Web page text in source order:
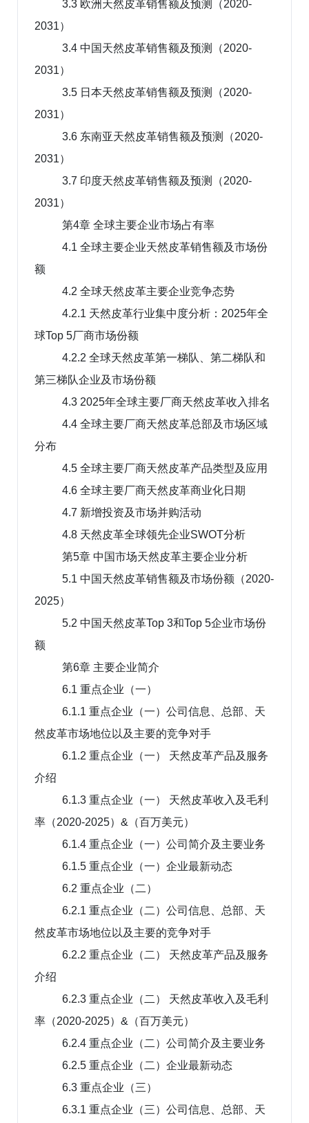
3.3 欧洲天然皮革销售额及预测（2020-
2031）
3.4 中国天然皮革销售额及预测（2020-
2031）
3.5 日本天然皮革销售额及预测（2020-
2031）
3.6 东南亚天然皮革销售额及预测（2020-
2031）
3.7 印度天然皮革销售额及预测（2020-
2031）
第4章 全球主要企业市场占有率
4.1 全球主要企业天然皮革销售额及市场份
额
4.2 全球天然皮革主要企业竞争态势
4.2.1 天然皮革行业集中度分析：2025年全
球Top 5厂商市场份额
4.2.2 全球天然皮革第一梯队、第二梯队和
第三梯队企业及市场份额
4.3 2025年全球主要厂商天然皮革收入排名
4.4 全球主要厂商天然皮革总部及市场区域
分布
4.5 全球主要厂商天然皮革产品类型及应用
4.6 全球主要厂商天然皮革商业化日期
4.7 新增投资及市场并购活动
4.8 天然皮革全球领先企业SWOT分析
第5章 中国市场天然皮革主要企业分析
5.1 中国天然皮革销售额及市场份额（2020-
2025）
5.2 中国天然皮革Top 3和Top 5企业市场份
额
第6章 主要企业简介
6.1 重点企业（一）
6.1.1 重点企业（一）公司信息、总部、天
然皮革市场地位以及主要的竞争对手
6.1.2 重点企业（一） 天然皮革产品及服务
介绍
6.1.3 重点企业（一） 天然皮革收入及毛利
率（2020-2025）&（百万美元）
6.1.4 重点企业（一）公司简介及主要业务
6.1.5 重点企业（一）企业最新动态
6.2 重点企业（二）
6.2.1 重点企业（二）公司信息、总部、天
然皮革市场地位以及主要的竞争对手
6.2.2 重点企业（二） 天然皮革产品及服务
介绍
6.2.3 重点企业（二） 天然皮革收入及毛利
率（2020-2025）&（百万美元）
6.2.4 重点企业（二）公司简介及主要业务
6.2.5 重点企业（二）企业最新动态
6.3 重点企业（三）
6.3.1 重点企业（三）公司信息、总部、天